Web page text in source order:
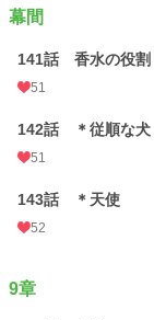
幕間
141話 香水の役割
51
142話 ＊従順な犬
51
143話 ＊天使
52
9章